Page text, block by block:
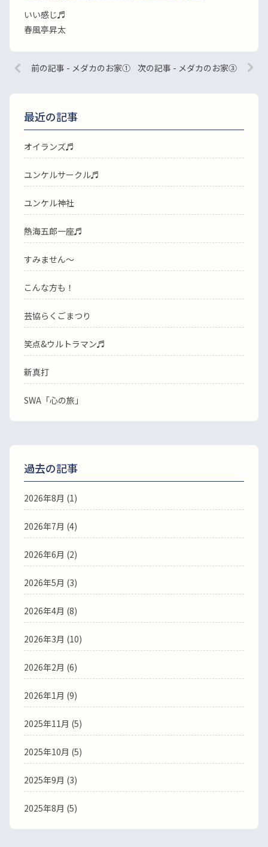
いい感じ♬
春風亭昇太
前の記事 - メダカのお家① 次の記事 - メダカのお家③
最近の記事
オイランズ♬
ユンケルサークル♬
ユンケル神社
熱海五郎一座♬
すみません〜
こんな方も！
芸協らくごまつり
笑点&ウルトラマン♬
新真打
SWA「心の旅」
過去の記事
2026年8月 (1)
2026年7月 (4)
2026年6月 (2)
2026年5月 (3)
2026年4月 (8)
2026年3月 (10)
2026年2月 (6)
2026年1月 (9)
2025年11月 (5)
2025年10月 (5)
2025年9月 (3)
2025年8月 (5)